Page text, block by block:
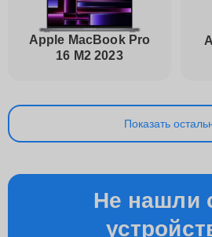
Apple MacBook Pro
16 M2 2023
Показать
Не нашли